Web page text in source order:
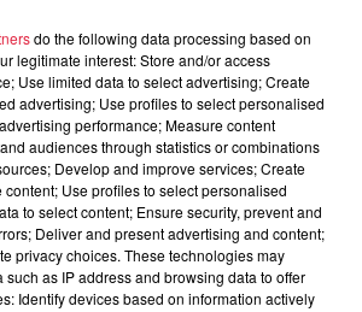
août 2026
Park : des précisons sur
Euro-Mir
do the following data processing based on
legitimate interest: Store and/or access
Use limited data to select advertising; Create
advertising; Use profiles to select personalised
performance; Measure content
audiences through statistics or combinations
Develop and improve services; Create
Use profiles to select personalised
to select content; Ensure security, prevent and
Deliver and present advertising and content;
privacy choices. These technologies may
as IP address and browsing data to offer
Identify devices based on information actively